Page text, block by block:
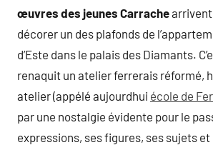
œuvres des jeunes Carrache
décorer un des plafonds de
d’Este dans le palais des Diamants.
renaquit un atelier ferrerais réformé,
atelier (appélé aujourdhui école de
par une nostalgie évidente pour le
expressions, ses figures, ses sujets